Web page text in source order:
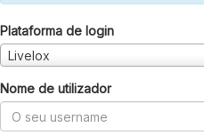
Plataforma de login
Livelox
Nome de utilizador